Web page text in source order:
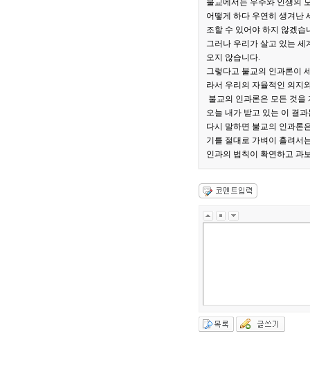
불교에서는 우주와 인생의
어떻게 하다 우연히 생겨난
조할 수 있어야 하지 않겠습
그러나 우리가 살고 있는
오지 않습니다.
그렇다고 불교의 인과론이
라서 우리의 자율적인 의지
불교의 인과론은 모든 것을
오늘 내가 받고 있는 이 결
다시 말하면 불교의 인과론
기를 절대로 가벼이 흘려서
인과의 법칙이 확연하고